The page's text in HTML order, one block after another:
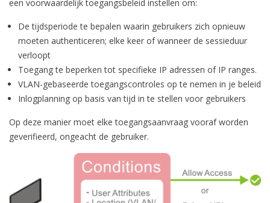
een voorwaardelijk toegangsbeleid instellen om:
De tijdsperiode te bepalen waarin gebruikers zich opnieuw
moeten authenticeren; elke keer of wanneer de sessieduur
verloopt
Toegang te beperken tot specifieke IP adressen of IP ranges.
VLAN-gebaseerde toegangscontroles op te nemen in je beleid
Inlogplanning op basis van tijd in te stellen voor gebruikers
Op deze manier moet elke toegangsaanvraag vooraf worden
geverifieerd, ongeacht de gebruiker.